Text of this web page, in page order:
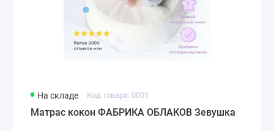
На складе Код товара: 0001
Матрас кокон ФАБРИКА ОБЛАКОВ Зевушка